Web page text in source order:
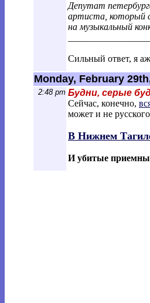
Депутат
артиста, который
на музыкальный
Сильный ответ, я
Monday, February
2:48 pm Будни, серые
Сейчас, конечно,
может и не
В Нижнем
И убитые